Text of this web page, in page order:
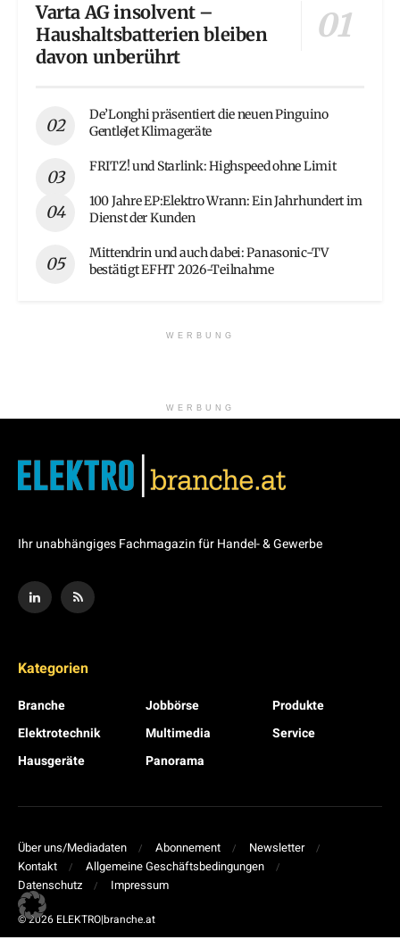
Varta AG insolvent –
Haushaltsbatterien bleiben
davon unberührt
De’Longhi präsentiert die neuen Pinguino
GentleJet Klimageräte
FRITZ! und Starlink: Highspeed ohne Limit
100 Jahre EP:Elektro Wrann: Ein Jahrhundert im
Dienst der Kunden
Mittendrin und auch dabei: Panasonic-TV
bestätigt EFHT 2026-Teilnahme
WERBUNG
WERBUNG
Ihr unabhängiges Fachmagazin für Handel- & Gewerbe
Kategorien
Branche
Elektrotechnik
Hausgeräte
Jobbörse
Multimedia
Panorama
Produkte
Service
Über uns/Mediadaten Abonnement
Newsletter
Kontakt
Allgemeine Geschäftsbedingungen
Datenschutz
Impressum
© 2026 ELEKTRO|branche.at